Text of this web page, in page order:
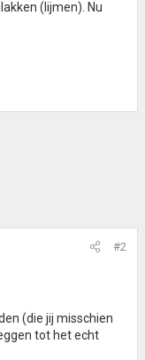
(lijmen). Nu
#2
(die jij misschien
tot het echt